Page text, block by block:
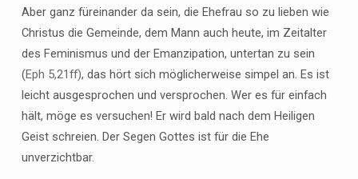
Aber ganz füreinander da sein, die Ehefrau so zu lieben wie
Christus die Gemeinde, dem Mann auch heute, im Zeitalter
des Feminismus und der Emanzipation, untertan zu sein
(Eph 5,21ff), das hört sich möglicherweise simpel an. Es ist
leicht ausgesprochen und versprochen. Wer es für einfach
hält, möge es versuchen! Er wird bald nach dem Heiligen
Geist schreien. Der Segen Gottes ist für die Ehe
unverzichtbar.